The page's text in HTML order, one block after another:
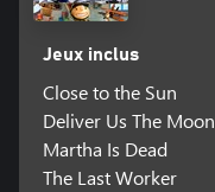
Jeux inclus
Close to the Sun
Deliver Us The Moon
Martha Is Dead
The Last Worker